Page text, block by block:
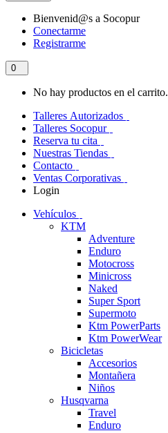
Bienvenid@s a Socopur
Conectarme
Registrarme
0
No hay productos en el carrito.
Talleres Autorizados
Talleres Socopur
Reserva tu cita
Nuestras Tiendas
Contacto
Ventas Corporativas
Login
Vehículos
KTM
Adventure
Enduro
Motocross
Minicross
Naked
Super Sport
Supermoto
Ktm PowerParts
Ktm PowerWear
Bicicletas
Accesorios
Montañera
Niños
Husqvarna
Travel
Enduro